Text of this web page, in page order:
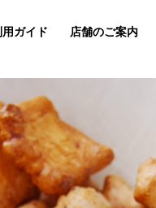
用ガイド 店舗のご案内